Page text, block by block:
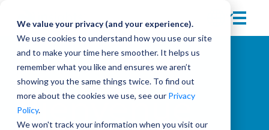
We value your privacy (and your experience).
We use cookies to understand how you use our site
and to make your time here smoother. It helps us
remember what you like and ensures we aren’t
showing you the same things twice. To find out
more about the cookies we use, see our Privacy
Policy.
We won't track your information when you visit our
Bienvenue